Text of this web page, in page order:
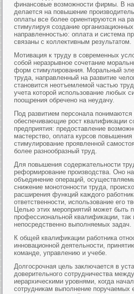
финансовые возможности фирмы. В
делается на повышение
оплаты все более ориентируются на
стимулируя создание
направленностью: оплата и система
связаны с коллективным результатом.
Мотивация к труду в современных
собой неразрывное сочетание
форм стимулирования. Моральный
труда, направленный на развитие
становится неотъемлемой частью
учета которой использование любых
поощрения обречено на неудачу.
Под развитием персонала понимаются
обеспечивающие рост квалификации
предприятия: предоставление
мастерство, оплата курсов
стимулирование проявленной
более разнообразный труд.
Для повышения содержательности
реформирование производства. Оно
объединение операций,
снижение монотонности труда,
расширения функций каждого
ответственности, использование его
Целью этих мероприятий может быть
профессиональной квалификации,
непосредственно выполняемых задач.
К общей квалификации работника
инновационной деятельности,
команде, управлению и учебе.
Долгосрочная цель заключается в
доверительного сотрудничества
иерархическими уровнями, когда
сотрудникам выполнение поручаемых